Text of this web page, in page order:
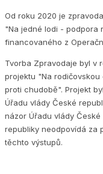
Od roku 2020 je
"Na jedné lodi - podpora
financovaného z
Tvorba Zpravodaje byl v
projektu "Na
proti chudobě". Projekt
Úřadu vlády České
názor Úřadu vlády
republiky neodpovídá za
těchto výstupů.